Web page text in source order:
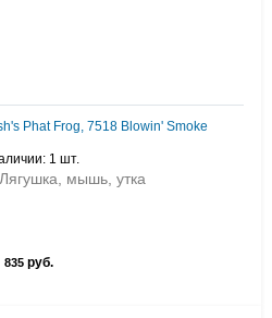
Phat Frog, 7518 Blowin' Smoke
1 шт.
мышь, утка
835руб.